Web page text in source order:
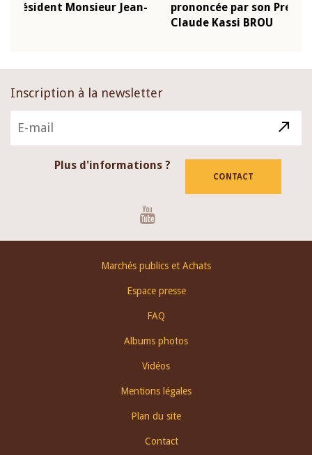
prononcée par son Président Monsieur Jean-
Inscription à la newsletter
Plus d'informations ?
CONTACT
Marchés publics et Achats
Espace presse
FAQ
Albums photos
Vidéos
Mentions légales
Plan du site
Contact